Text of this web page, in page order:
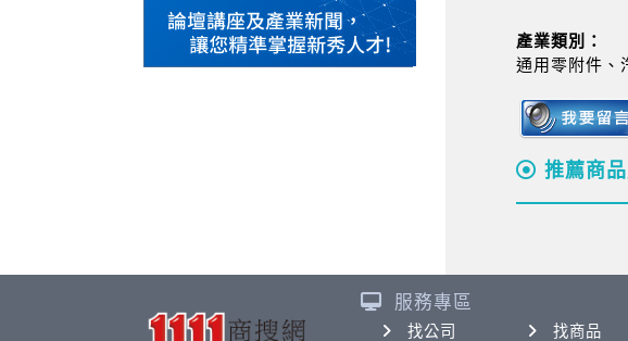
產業類別：
通用零附件、
推薦商
服務專區
找公司
找商品